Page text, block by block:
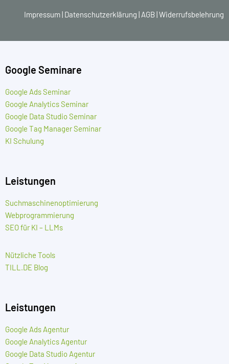
Impressum Datenschutzerklärung AGB Widerrufsbelehrung
Google Seminare
Google Ads Seminar
Google Analytics Seminar
Google Data Studio Seminar
Google Tag Manager Seminar
KI Schulung
Leistungen
Suchmaschinenoptimierung
Webprogrammierung
SEO für KI – LLMs
Nützliche Tools
TILL.DE Blog
Leistungen
Google Ads Agentur
Google Analytics Agentur
Google Data Studio Agentur